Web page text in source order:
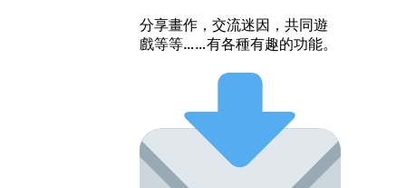
分享畫作，交流迷因，共同遊
戲等等……有各種有趣的功能。